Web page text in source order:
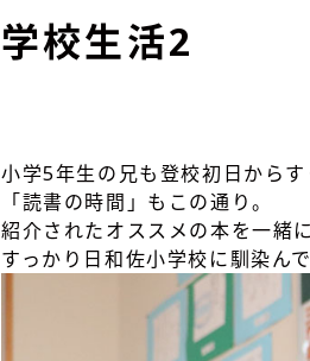
学校生活2
小学5年生の兄も登校初日からす
「読書の時間」もこの通り。
紹介されたオススメの本を一緒
すっかり日和佐小学校に馴染ん